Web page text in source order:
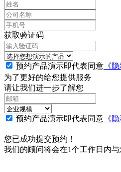
获取验证码
预约产品演示即代表同意 《
为了更好的给您提供服务
请让我们进一步了解您
预约产品演示即代表同意 《
您已成功提交预约！
我们的顾问将会在1个工作日内与